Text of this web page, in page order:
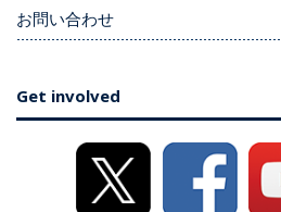
お問い合わせ
Get involved